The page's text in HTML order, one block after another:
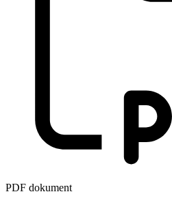
PDF dokument